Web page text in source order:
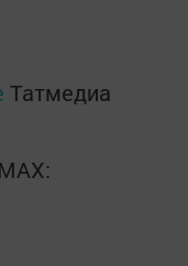
Татмедиа